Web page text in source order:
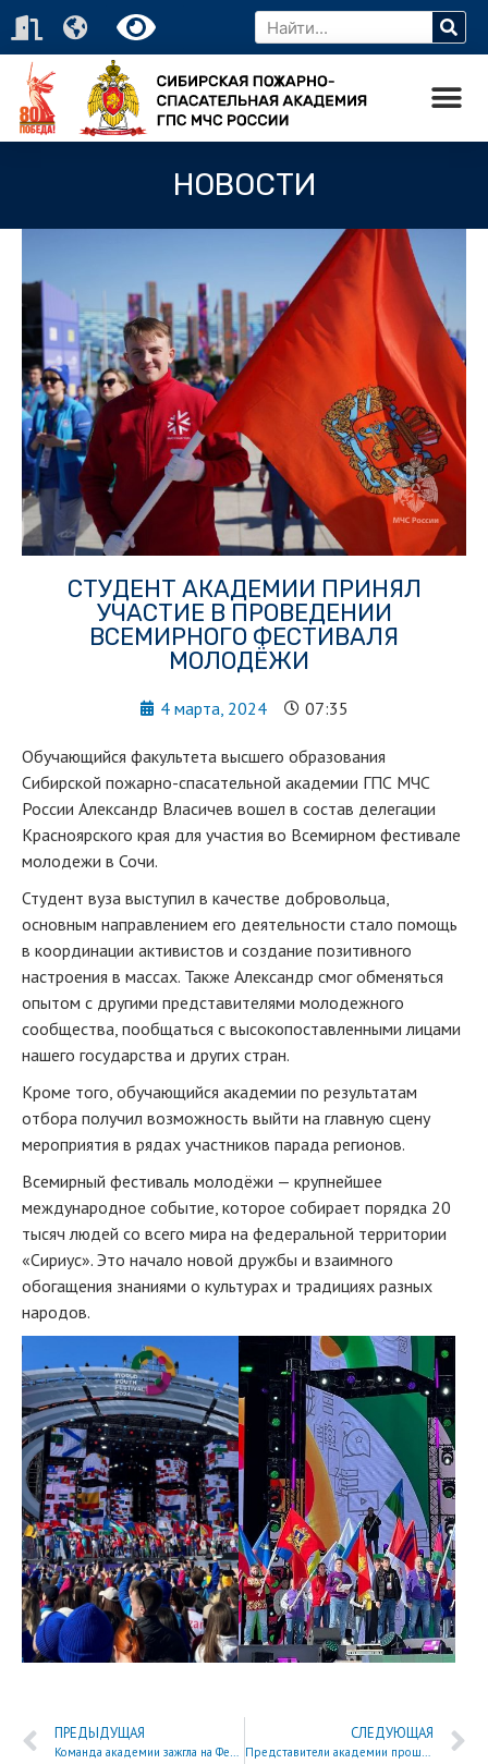
НОВОСТИ
СТУДЕНТ АКАДЕМИИ ПРИНЯЛ
УЧАСТИЕ В ПРОВЕДЕНИИ
ВСЕМИРНОГО ФЕСТИВАЛЯ
МОЛОДЁЖИ
4 марта, 2024 07:35
Обучающийся факультета высшего образования
Сибирской пожарно-спасательной академии ГПС МЧС
России Александр Власичев вошел в состав делегации
Красноярского края для участия во Всемирном фестивале
молодежи в Сочи.
Студент вуза выступил в качестве добровольца,
основным направлением его деятельности стало помощь
в координации активистов и создание позитивного
настроения в массах. Также Александр смог обменяться
опытом с другими представителями молодежного
сообщества, пообщаться с высокопоставленными лицами
нашего государства и других стран.
Кроме того, обучающийся академии по результатам
отбора получил возможность выйти на главную сцену
мероприятия в рядах участников парада регионов.
Всемирный фестиваль молодёжи — крупнейшее
международное событие, которое собирает порядка 20
тысяч людей со всего мира на федеральной территории
«Сириус». Это начало новой дружбы и взаимного
обогащения знаниями о культурах и традициях разных
народов.
ПРЕДЫДУЩАЯ
Команда академии зажгла на Фестивале студенческой лиги «99 маршрут»
СЛЕДУЮЩАЯ
Представители академии прошли обучение по программе президентской платформы «Россия — страна возможностей»